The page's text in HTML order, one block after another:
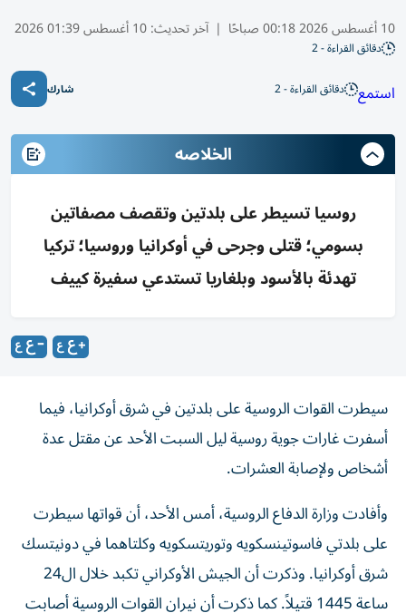
10 أغسطس 2026 00:18 صباحًا | آخر تحديث:10 أغسطس 01:39 2026
دقائق القراءة - 2
استمع دقائق القراءة - 2 شارك
الخلاصه
روسيا تسيطر على بلدتين وتقصف مصفاتين
بسومي؛ قتلى وجرحى في أوكرانيا وروسيا؛ تركيا
تهدئة بالأسود وبلغاريا تستدعي سفيرة كييف
سيطرت القوات الروسية على بلدتين في شرق أوكرانيا، فيما
أسفرت غارات جوية روسية ليل السبت الأحد عن مقتل عدة
أشخاص ولإصابة العشرات.
وأفادت وزارة الدفاع الروسية، أمس الأحد، أن قواتها سيطرت
على بلدتي فاسوتينسكويه وتوريتسكويه وكلتاهما في دونيتسك
شرق أوكرانيا. وذكرت أن الجيش الأوكراني تكبد خلال ال24
ساعة 1445 قتيلاً. كما ذكرت أن نيران القوات الروسية أصابت